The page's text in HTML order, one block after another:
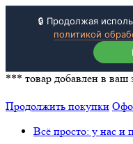
🔒 Продолжая
политикой
*** товар добавлен в ваш
Продолжить покупки
Всё просто: у нас и